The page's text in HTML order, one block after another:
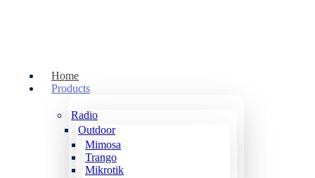
Home
Products
Radio
Outdoor
Mimosa
Trango
Mikrotik